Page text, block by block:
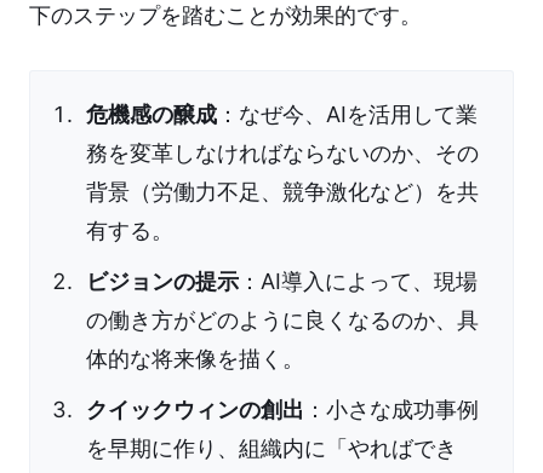
下のステップを踏むことが効果的です。
危機感の醸成 ：なぜ今、AIを活用して業
務を変革しなければならないのか、その
背景（労働力不足、競争激化など）を共
有する。
ビジョンの提示 ：AI導入によって、現場
の働き方がどのように良くなるのか、具
体的な将来像を描く。
クイックウィンの創出 ：小さな成功事例
を早期に作り、組織内に「やればでき